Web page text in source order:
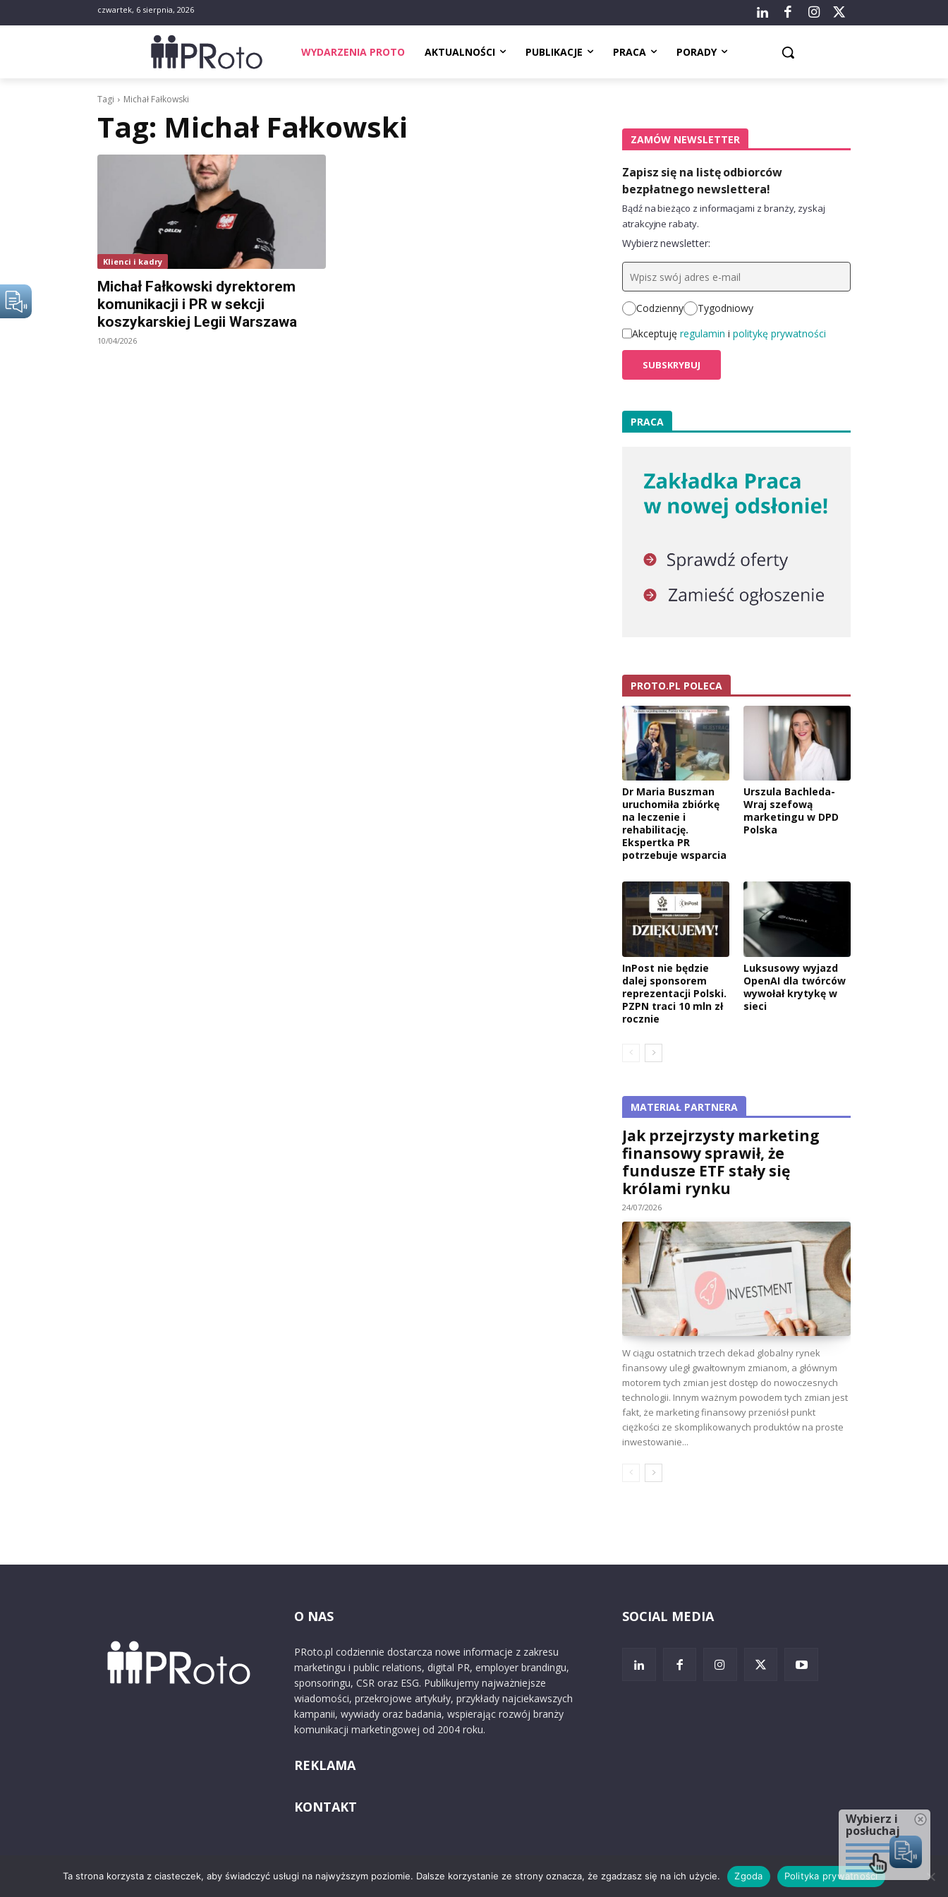
czwartek, 6 sierpnia, 2026
WYDARZENIA PROTO AKTUALNOŚCI PUBLIKACJE PRACA PORADY
Tagi Michał Fałkowski
Tag: Michał Fałkowski
Klienci i kadry
Michał Fałkowski dyrektorem
komunikacji i PR w sekcji
koszykarskiej Legii Warszawa
10/04/2026
ZAMÓW NEWSLETTER
Zapisz się na listę odbiorców
bezpłatnego newslettera!
Bądź na bieżąco z informacjami z branży, zyskaj
atrakcyjne rabaty.
Wybierz newsletter:
Codzienny
Tygodniowy
Akceptuję regulamin i politykę prywatności
PRACA
PROTO.PL POLECA
Dr Maria Buszman
uruchomiła zbiórkę
na leczenie i
rehabilitację.
Ekspertka PR
potrzebuje wsparcia
Urszula Bachleda-
Wraj szefową
marketingu w DPD
Polska
InPost nie będzie
dalej sponsorem
reprezentacji Polski.
PZPN traci 10 mln zł
rocznie
Luksusowy wyjazd
OpenAI dla twórców
wywołał krytykę w
sieci
MATERIAŁ PARTNERA
Jak przejrzysty marketing
finansowy sprawił, że
fundusze ETF stały się
królami rynku
24/07/2026
W ciągu ostatnich trzech dekad globalny rynek
finansowy uległ gwałtownym zmianom, a głównym
motorem tych zmian jest dostęp do nowoczesnych
technologii. Innym ważnym powodem tych zmian jest
fakt, że marketing finansowy przeniósł punkt
ciężkości ze skomplikowanych produktów na proste
inwestowanie...
O NAS
PRoto.pl codziennie dostarcza nowe informacje z zakresu
marketingu i public relations, digital PR, employer brandingu,
sponsoringu, CSR oraz ESG. Publikujemy najważniejsze
wiadomości, przekrojowe artykuły, przykłady najciekawszych
kampanii, wywiady oraz badania, wspierając rozwój branży
komunikacji marketingowej od 2004 roku.
REKLAMA
KONTAKT
SOCIAL MEDIA
© 2024 PRoto.pl O nas Reklama Zastrzeżenia prawne
Ta strona korzysta z ciasteczek, aby świadczyć usługi na najwyższym poziomie. Dalsze korzystanie ze strony oznacza, że zgadzasz się na ich użycie. Zgoda Polityka prywatności
Wybierz i
posłuchaj